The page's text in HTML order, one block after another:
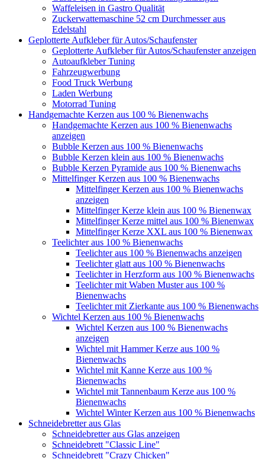
Waffeleisen in Gastro Qualität
Zuckerwattemaschine 52 cm Durchmesser aus
Edelstahl
Geplotterte Aufkleber für Autos/Schaufenster
Geplotterte Aufkleber für Autos/Schaufenster anzeigen
Autoaufkleber Tuning
Fahrzeugwerbung
Food Truck Werbung
Laden Werbung
Motorrad Tuning
Handgemachte Kerzen aus 100 % Bienenwachs
Handgemachte Kerzen aus 100 % Bienenwachs
anzeigen
Bubble Kerzen aus 100 % Bienenwachs
Bubble Kerzen klein aus 100 % Bienenwachs
Bubble Kerzen Pyramide aus 100 % Bienenwachs
Mittelfinger Kerzen aus 100 % Bienenwachs
Mittelfinger Kerzen aus 100 % Bienenwachs
anzeigen
Mittelfinger Kerze klein aus 100 % Bienenwax
Mittelfinger Kerze mittel aus 100 % Bienenwax
Mittelfinger Kerze XXL aus 100 % Bienenwax
Teelichter aus 100 % Bienenwachs
Teelichter aus 100 % Bienenwachs anzeigen
Teelichter glatt aus 100 % Bienenwachs
Teelichter in Herzform aus 100 % Bienenwachs
Teelichter mit Waben Muster aus 100 %
Bienenwachs
Teelichter mit Zierkante aus 100 % Bienenwachs
Wichtel Kerzen aus 100 % Bienenwachs
Wichtel Kerzen aus 100 % Bienenwachs
anzeigen
Wichtel mit Hammer Kerze aus 100 %
Bienenwachs
Wichtel mit Kanne Kerze aus 100 %
Bienenwachs
Wichtel mit Tannenbaum Kerze aus 100 %
Bienenwachs
Wichtel Winter Kerzen aus 100 % Bienenwachs
Schneidebretter aus Glas
Schneidebretter aus Glas anzeigen
Schneidebrett "Classic Line"
Schneidebrett "Crazy Chicken"